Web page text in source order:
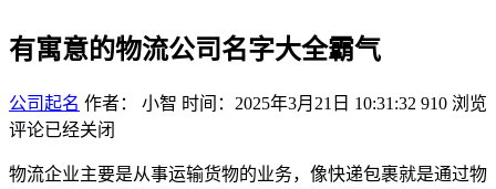
有寓意的物流公司名字大全霸气
公司起名 作者： 小智 时间：2025年3月21日 10:31:32 910 浏览
评论已经关闭
物流企业主要是从事运输货物的业务，像快递包裹就是通过物